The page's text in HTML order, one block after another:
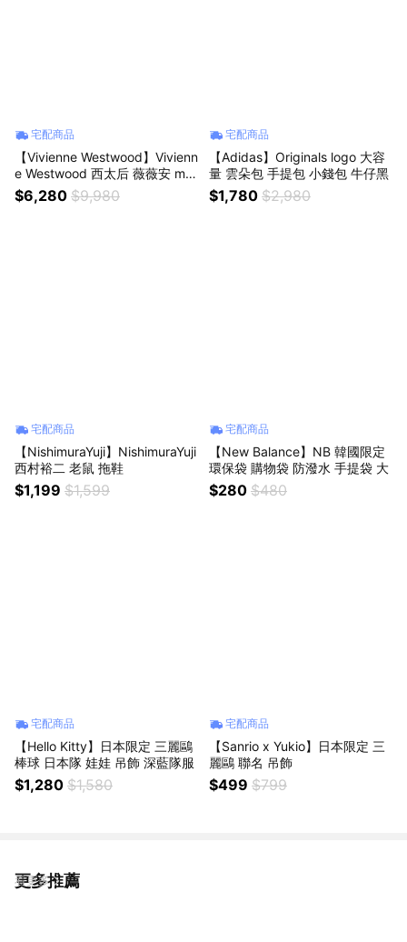
宅配商品
【Vivienne Westwood】Vivienn
e Westwood 西太后 薇薇安 mini
bas 浮雕吊墜 黃銅 項鍊 女款
$6,280 $9,980
宅配商品
【Adidas】Originals logo 大容
量 雲朵包 手提包 小錢包 牛仔黑
$1,780 $2,980
宅配商品
【NishimuraYuji】NishimuraYuji
西村裕二 老鼠 拖鞋
$1,199 $1,599
宅配商品
【New Balance】NB 韓國限定
環保袋 購物袋 防潑水 手提袋 大
$280 $480
宅配商品
【Hello Kitty】日本限定 三麗鷗
棒球 日本隊 娃娃 吊飾 深藍隊服
$1,280 $1,580
宅配商品
【Sanrio x Yukio】日本限定 三
麗鷗 聯名 吊飾
$499 $799
更多推薦
看更多